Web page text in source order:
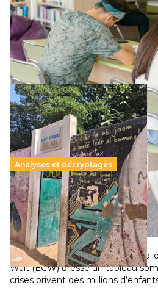
Le projet de loi sur la régulation
supérieur privé met en lumière
qui relègue l’acte pédagogique
Lire la suite →
Analyses et décryptages
258 millions d’enfants
chocs climatiques et des
population
11 juillet 2026–National
Un nouveau rapport mondial
Wait (ECW) dresse un tableau
crises privent des millions